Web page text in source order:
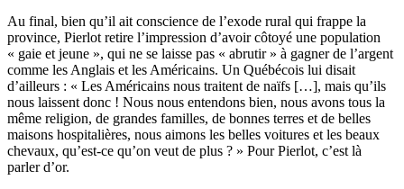
Au final, bien qu’il ait conscience de l’exode rural qui frappe la
province, Pierlot retire l’impression d’avoir côtoyé une population
« gaie et jeune », qui ne se laisse pas « abrutir » à gagner de l’argent
comme les Anglais et les Américains. Un Québécois lui disait
d’ailleurs : « Les Américains nous traitent de naïfs […], mais qu’ils
nous laissent donc ! Nous nous entendons bien, nous avons tous la
même religion, de grandes familles, de bonnes terres et de belles
maisons hospitalières, nous aimons les belles voitures et les beaux
chevaux, qu’est-ce qu’on veut de plus ? » Pour Pierlot, c’est là
parler d’or.